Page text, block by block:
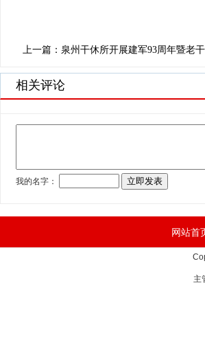
上一篇：泉州干休所开展建军93周年暨老
相关评论
网站首
主